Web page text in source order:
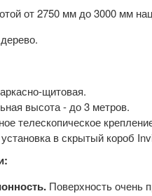
от 2750 мм до 3000 мм
щитовая.
высота - до 3 метров.
телескопическое
в скрытый короб
Поверхность очень